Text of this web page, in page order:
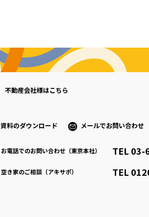
不動産会社様はこちら
資料のダウンロード メールでお問い合わせ
お電話でのお問い合わせ（東京本社） TEL
空き家のご相談（アキサポ） TEL